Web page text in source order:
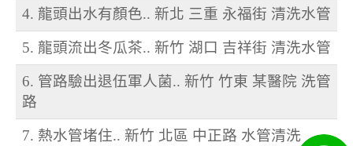
4. 龍頭出水有顏色.. 新北 三重 永福街 清洗水管
5. 龍頭流出冬瓜茶.. 新竹 湖口 吉祥街 清洗水管
6. 管路驗出退伍軍人菌.. 新竹 竹東 某醫院 洗管
路
7. 熱水管堵住.. 新竹 北區 中正路 水管清洗